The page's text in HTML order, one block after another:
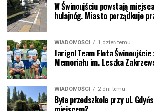
W Świnoujściu powstają
hulajnóg. Miasto porządkuje
WIADOMOŚCI 1 dzień temu
Jarigol Team Flota Świnoujście
Memoriału im. Leszka
WIADOMOŚCI 2 dni temu
Byłe przedszkole przy ul.